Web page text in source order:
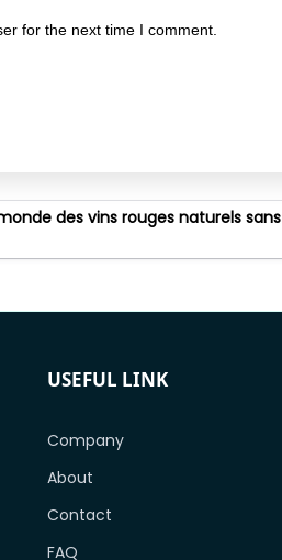
for the next time I comment.
des vins rouges naturels sans
USEFUL LINK
Company
About
Contact
FAQ